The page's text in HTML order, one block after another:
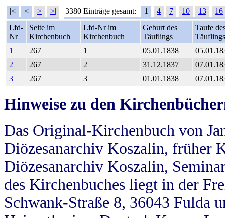
|< < > >| 3380 Einträge gesamt: 1 4 7 10 13
16
Lfd-
Nr
Seite im
Kirchenbuch
Lfd-Nr im
Kirchenbuch
Geburt des
Täuflings
Taufe
Täuflings
1
267 1 05.01.1838
2
267 2 31.12.1837
3
267 3 01.01.1838
Hinweise zu den
Das Original-Kirchenbuch von
Diözesanarchiv Koszalin, früher
Diözesanarchiv Koszalin,
des Kirchenbuches liegt in der
Schwank-Straße 8, 36043 Fulda